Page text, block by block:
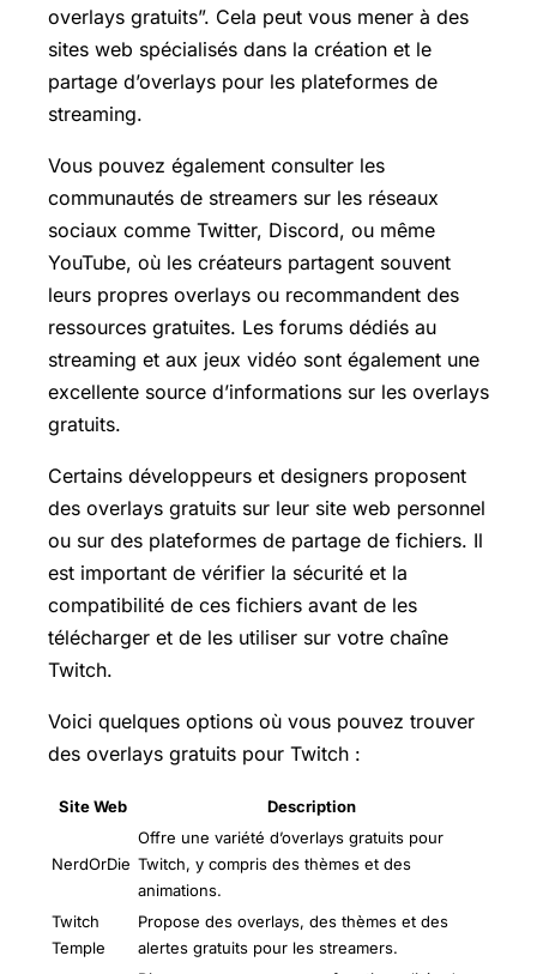
overlays gratuits”. Cela peut vous mener à des
sites web spécialisés dans la création et le
partage d’overlays pour les plateformes de
streaming.
Vous pouvez également consulter les
communautés de streamers sur les réseaux
sociaux comme Twitter, Discord, ou même
YouTube, où les créateurs partagent souvent
leurs propres overlays ou recommandent des
ressources gratuites. Les forums dédiés au
streaming et aux jeux vidéo sont également une
excellente source d’informations sur les overlays
gratuits.
Certains développeurs et designers proposent
des overlays gratuits sur leur site web personnel
ou sur des plateformes de partage de fichiers. Il
est important de vérifier la sécurité et la
compatibilité de ces fichiers avant de les
télécharger et de les utiliser sur votre chaîne
Twitch.
Voici quelques options où vous pouvez trouver
des overlays gratuits pour Twitch :
Site Web Description
NerdOrDie
Offre une variété d’overlays gratuits pour
Twitch, y compris des thèmes et des
animations.
Twitch
Temple
Propose des overlays, des thèmes et des
alertes gratuits pour les streamers.